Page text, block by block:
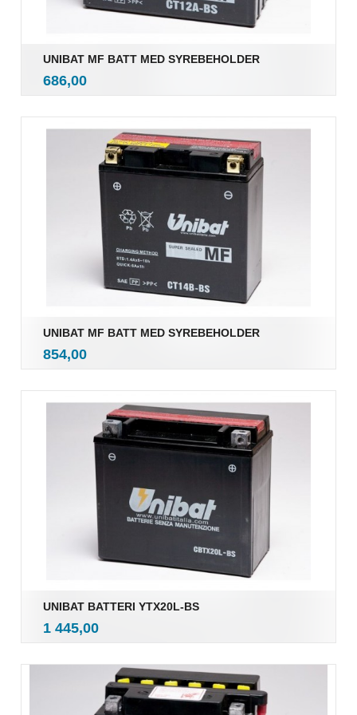
UNIBAT MF BATT MED SYREBEHOLDER
Pris
686,00mva.
UNIBAT MF BATT MED SYREBEHOLDER
Pris
854,00mva.
UNIBAT BATTERI YTX20L-BS
Pris
1 445,00mva.